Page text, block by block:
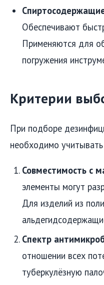
Обеспечивают
Применяются для
погружения
Критерии
При подборе
необходимо
Совместимость с
элементы могут
Для изделий из
Спектр
отношении всех
туберкулёзную